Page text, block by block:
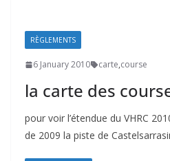
RÈGLEMENTS
6 January 2010 carte,course
la carte des
pour voir l’étendue du VHRC
de 2009 la piste de